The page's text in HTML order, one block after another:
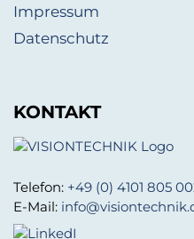
Impressum
Datenschutz
KONTAKT
Telefon: +49 (0) 4101 805
E-Mail: